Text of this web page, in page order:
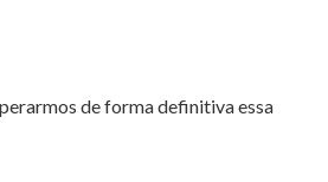
de forma definitiva essa